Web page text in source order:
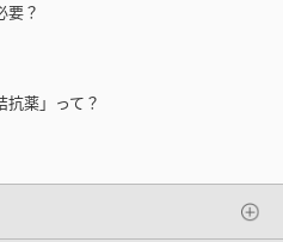
要？
薬」って？